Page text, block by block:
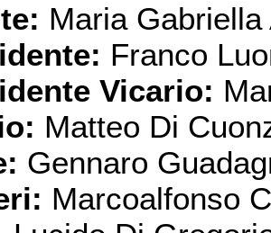
Maria Gabriella
Franco
Vicario:
Matteo Di
Gennaro
Marcoalfonso